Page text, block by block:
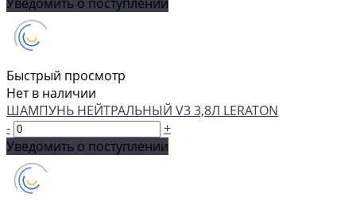
Быстрый просмотр
Нет в наличии
ШАМПУНЬ НЕЙТРАЛЬНЫЙ V3 3,8Л LERATON
-
+
Уведомить о поступлении